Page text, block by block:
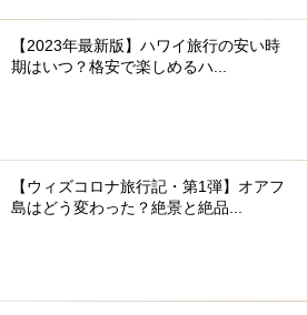
【2023年最新版】ハワイ旅行の安い時
期はいつ？格安で楽しめるハ...
【ウィズコロナ旅行記・第1弾】オアフ
島はどう変わった？絶景と絶品...